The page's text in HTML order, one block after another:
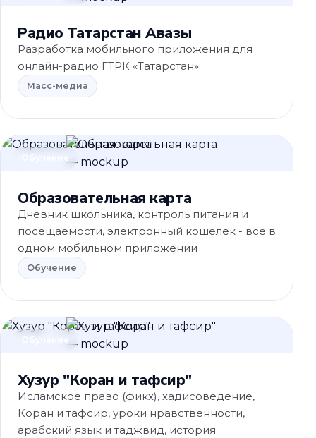
Радио Татарстан Авазы
Разработка мобильного приложения для
онлайн-радио ГТРК «Татарстан»
Масс-медиа
Образовательная карта
Дневник школьника, контроль питания и
посещаемости, электронный кошелек - все в
одном мобильном приложении
Обучение
Хузур "Коран и тафсир"
Исламское право (фикх), хадисоведение,
Коран и тафсир, уроки нравственности,
арабский язык и таджвид, история